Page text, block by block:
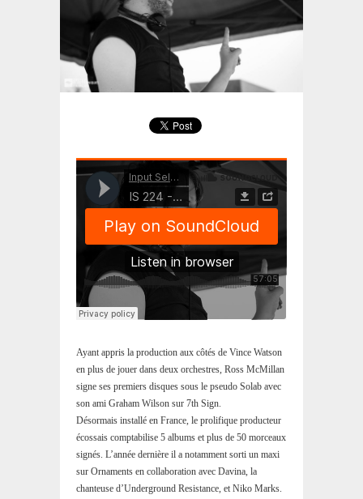
Ayant appris la production aux côtés de Vince Watson
en plus de jouer dans deux orchestres, Ross McMillan
signe ses premiers disques sous le pseudo Solab avec
son ami Graham Wilson sur 7th Sign.
Désormais installé en France, le prolifique producteur
écossais comptabilise 5 albums et plus de 50 morceaux
signés. L’année dernière il a notamment sorti un maxi
sur Ornaments en collaboration avec Davina, la
chanteuse d’Underground Resistance, et Niko Marks.